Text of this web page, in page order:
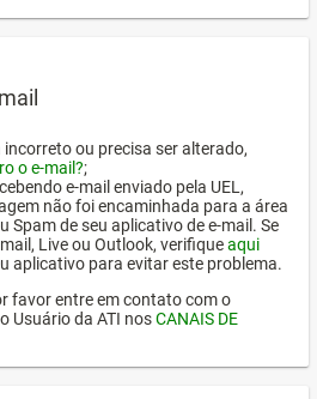
incorreto ou precisa ser alterado,
o e-mail?;
e-mail enviado pela UEL,
não foi encaminhada para a área
Spam de seu aplicativo de e-mail. Se
Live ou Outlook, verifiqueaqui
aplicativo para evitar este problema.
favor entre em contato com o
Usuário da ATI nosCANAIS DE